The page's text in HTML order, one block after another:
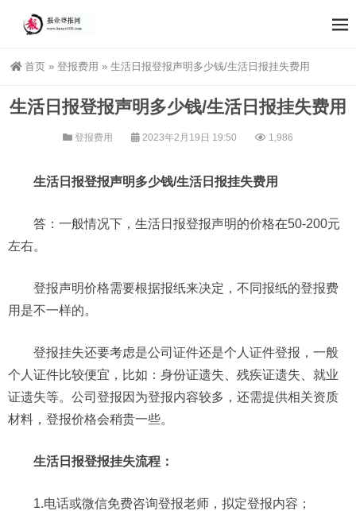
首页 » 登报费用 » 生活日报登报声明多少钱/生活日报挂失费用
生活日报登报声明多少钱/生活日报挂失费用
登报费用 2023年2月19日 19:50 1,986
生活日报登报声明多少钱/生活日报挂失费用
答：一般情况下，生活日报登报声明的价格在50-200元
左右。
登报声明价格需要根据报纸来决定，不同报纸的登报费
用是不一样的。
登报挂失还要考虑是公司证件还是个人证件登报，一般
个人证件比较便宜，比如：身份证遗失、残疾证遗失、就业
证遗失等。公司登报因为登报内容较多，还需提供相关资质
材料，登报价格会稍贵一些。
生活日报登报挂失流程：
1.电话或微信免费咨询登报老师，拟定登报内容；